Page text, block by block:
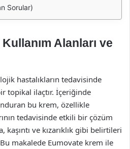
Sorular)
Alanları ve
hastalıkların tedavisinde
topikal ilaçtır. İçeriğinde
bu krem, özellikle
tedavisinde etkili bir çözüm
ve kızarıklık gibi belirtileri
makalede Eumovate krem ile